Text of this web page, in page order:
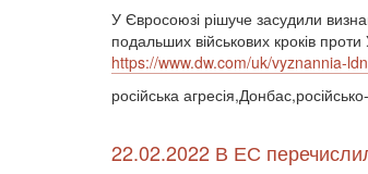
У Євросоюзі рішуче засудили
подальших військових кроків проти
https://www.dw.com/uk/vyznannia-
російська
22.02.2022 В ЕС